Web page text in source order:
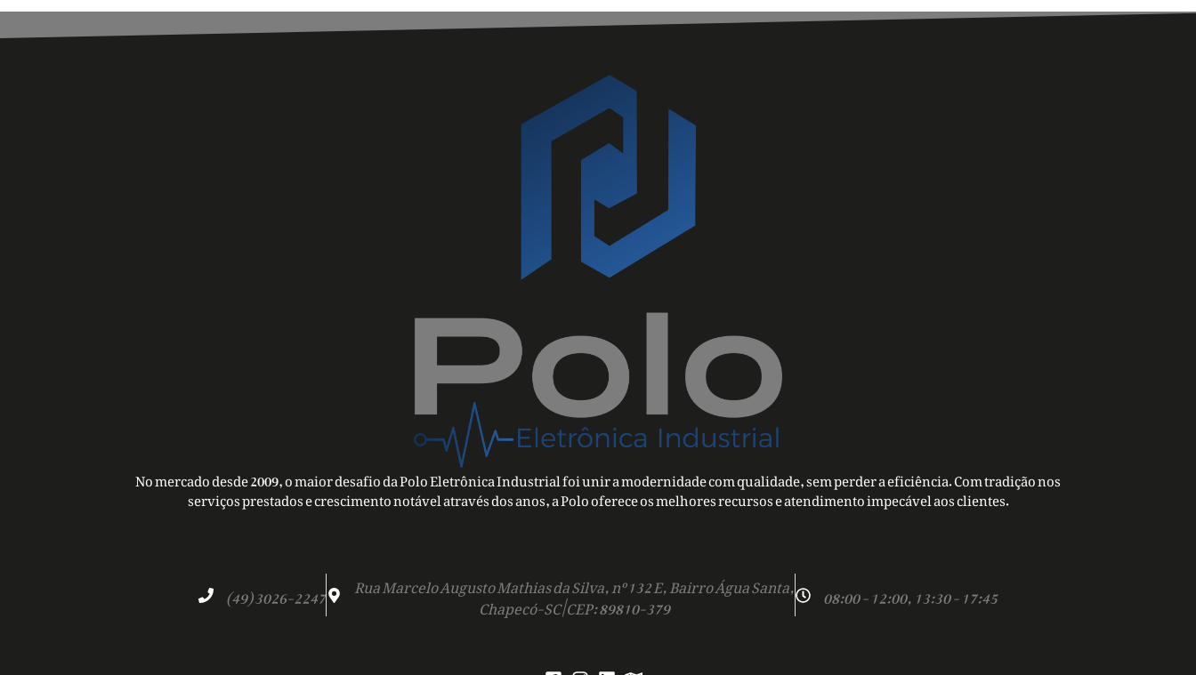
No mercado desde 2009, o maior desafio da Polo Eletrônica Industrial foi unir a modernidade com qualidade, sem perder a eficiência. Com tradição nos
serviços prestados e crescimento notável através dos anos, a Polo oferece os melhores recursos e atendimento impecável aos clientes.
(49) 3026-2247 Rua Marcelo Augusto Mathias da Silva, nº 132 E, Bairro Água Santa,
Chapecó-SC | CEP: 89810-379 08:00 - 12:00, 13:30 - 17:45